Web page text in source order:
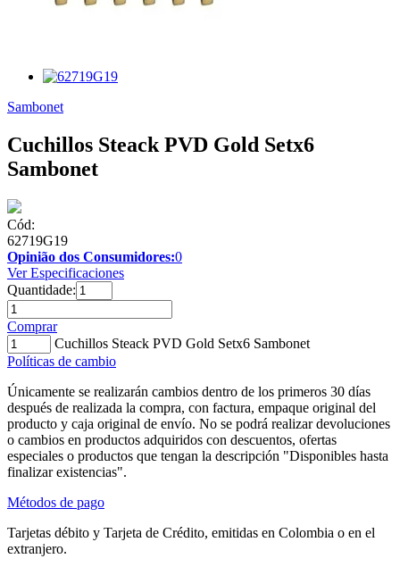
Sambonet
Cuchillos Steack PVD Gold Setx6
Sambonet
Cód:
62719G19
Opinião dos Consumidores:0
Ver Especificaciones
Quantidade:
Comprar
Cuchillos Steack PVD Gold Setx6 Sambonet
Políticas de cambio
Únicamente se realizarán cambios dentro de los primeros 30 días
después de realizada la compra, con factura, empaque original del
producto y caja original de envío. No se podrá realizar devoluciones
o cambios en productos adquiridos con descuentos, ofertas
especiales o productos que tengan la descripción "Disponibles hasta
finalizar existencias".
Métodos de pago
Tarjetas débito y Tarjeta de Crédito, emitidas en Colombia o en el
extranjero.